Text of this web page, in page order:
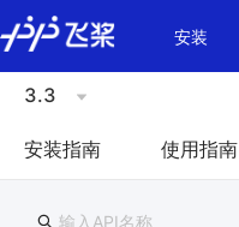
\u200E
安装
3.3
安装指南 使用指南